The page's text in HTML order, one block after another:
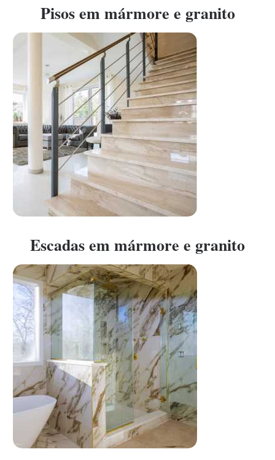
Pisos em mármore e granito
Escadas em mármore e granito